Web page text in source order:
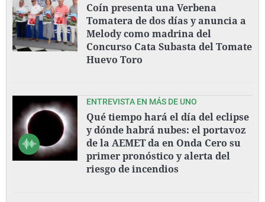
Coín presenta una Verbena
Tomatera de dos días y anuncia a
Melody como madrina del
Concurso Cata Subasta del Tomate
Huevo Toro
ENTREVISTA EN MÁS DE UNO
Qué tiempo hará el día del eclipse
y dónde habrá nubes: el portavoz
de la AEMET da en Onda Cero su
primer pronóstico y alerta del
riesgo de incendios